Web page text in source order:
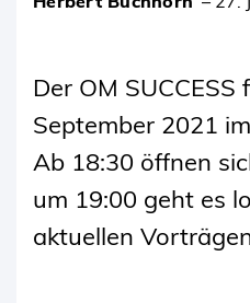
Der OM
September 2021
Ab 18:30 öffnen
um 19:00 geht es
aktuellen